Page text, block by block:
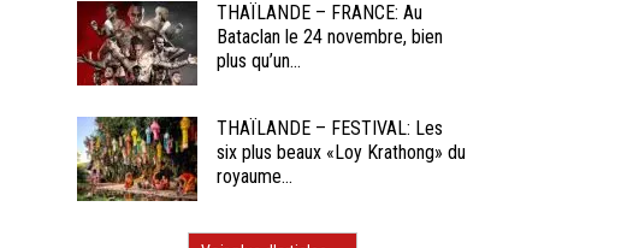
THAÏLANDE – FRANCE: Au
Bataclan le 24 novembre, bien
plus qu’un...
THAÏLANDE – FESTIVAL: Les
six plus beaux «Loy Krathong» du
royaume...